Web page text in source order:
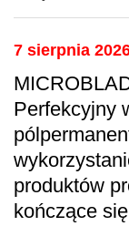
7 sierpnia
Perfekcyjny
produktów
kończące